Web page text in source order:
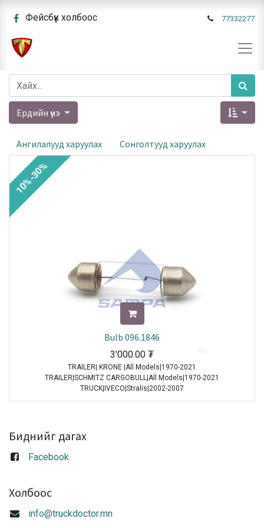
Фейсбүүк холбоос 77332277
Ердийн үнэ
Ангилалууд харуулах Сонголтууд харуулах
Bulb 096.1846
3'000.00 ₮
TRAILER| KRONE |All Models|1970-2021
TRAILER|SCHMITZ CARGOBULL|All Models|1970-2021
TRUCK|IVECO|Stralis|2002-2007
TRUCK|IVECO|Stralis|2007-2013
10%-30%
Биднийг дагах
Facebook
Холбоос
info@truckdoctor.mn